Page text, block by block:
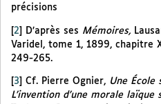
précisions
[2] D’après ses Mémoires,
Varidel, tome 1, 1899, chapitre
249-265.
3 Cf. Pierre Ognier, Une École
L’invention d’une morale